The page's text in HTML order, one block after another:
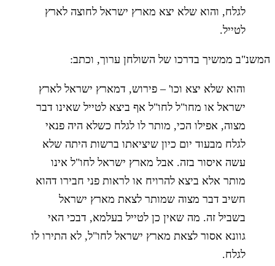
לגלח, והוא שלא יצא מארץ ישראל לחוצה לארץ
לטייל.
המשנ"ב ממשיך בדרכו של השולחן ערוך, וכתב:
והוא שלא יצא וכו' – פירוש, דמארץ ישראל לארץ
ישראל או מחו"ל לחו"ל אף ביצא לטייל שאינו דבר
מצוה, אפילו הכי, מותר לו לגלח כשלא היה פנאי
לגלח מבעוד יום כיון שיציאתו ברשות היתה שלא
עשה איסור בזה. אבל מארץ ישראל לחו"ל אינו
מותר אלא ביצא להרויח או לראות פני חבירו דהוא
חשיב דבר מצוה שמותר לצאת מארץ ישראל
בשביל זה. מה שאין כן לטייל בעלמא, דבכי האי
גוונא אסור לצאת מארץ ישראל לחו"ל, לא התירו לו
לגלח.